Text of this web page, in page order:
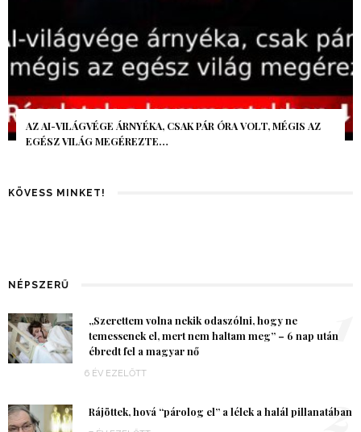
AZ AI-VILÁGVÉGE ÁRNYÉKA, CSAK PÁR ÓRA VOLT, MÉGIS AZ
EGÉSZ VILÁG MEGÉREZTE…
KÖVESS MINKET!
NÉPSZERŰ
„Szerettem volna nekik odaszólni, hogy ne
temessenek el, mert nem haltam meg” – 6 nap után
ébredt fel a magyar nő
6 ÉV EZELŐTT
1
Rájöttek, hová “párolog el” a lélek a halál pillanatában
2